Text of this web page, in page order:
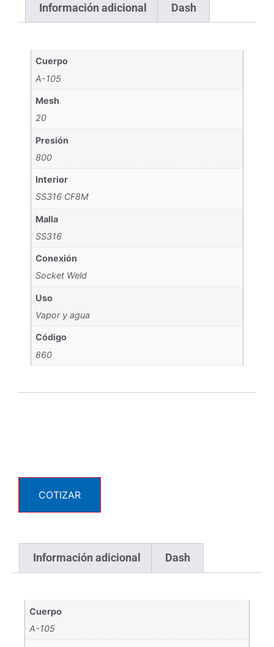
Información adicional Dash
Cuerpo
A-105
Mesh
20
Presión
800
Interior
SS316 CF8M
Malla
SS316
Conexión
Socket Weld
Uso
Vapor y agua
Código
860
COTIZAR
Información adicional Dash
Cuerpo
A-105